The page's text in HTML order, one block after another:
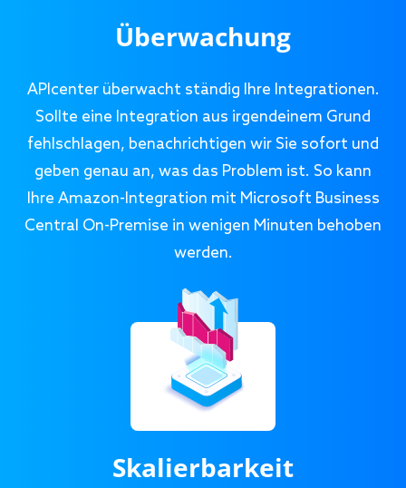
Überwachung
APIcenter überwacht ständig Ihre Integrationen.
Sollte eine Integration aus irgendeinem Grund
fehlschlagen, benachrichtigen wir Sie sofort und
geben genau an, was das Problem ist. So kann
Ihre Amazon-Integration mit Microsoft Business
Central On-Premise in wenigen Minuten behoben
werden.
Skalierbarkeit